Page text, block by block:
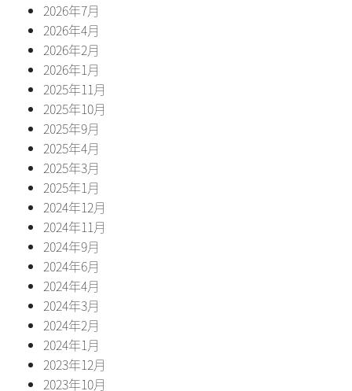
2026年7月
2026年4月
2026年2月
2026年1月
2025年11月
2025年10月
2025年9月
2025年4月
2025年3月
2025年1月
2024年12月
2024年11月
2024年9月
2024年6月
2024年4月
2024年3月
2024年2月
2024年1月
2023年12月
2023年10月